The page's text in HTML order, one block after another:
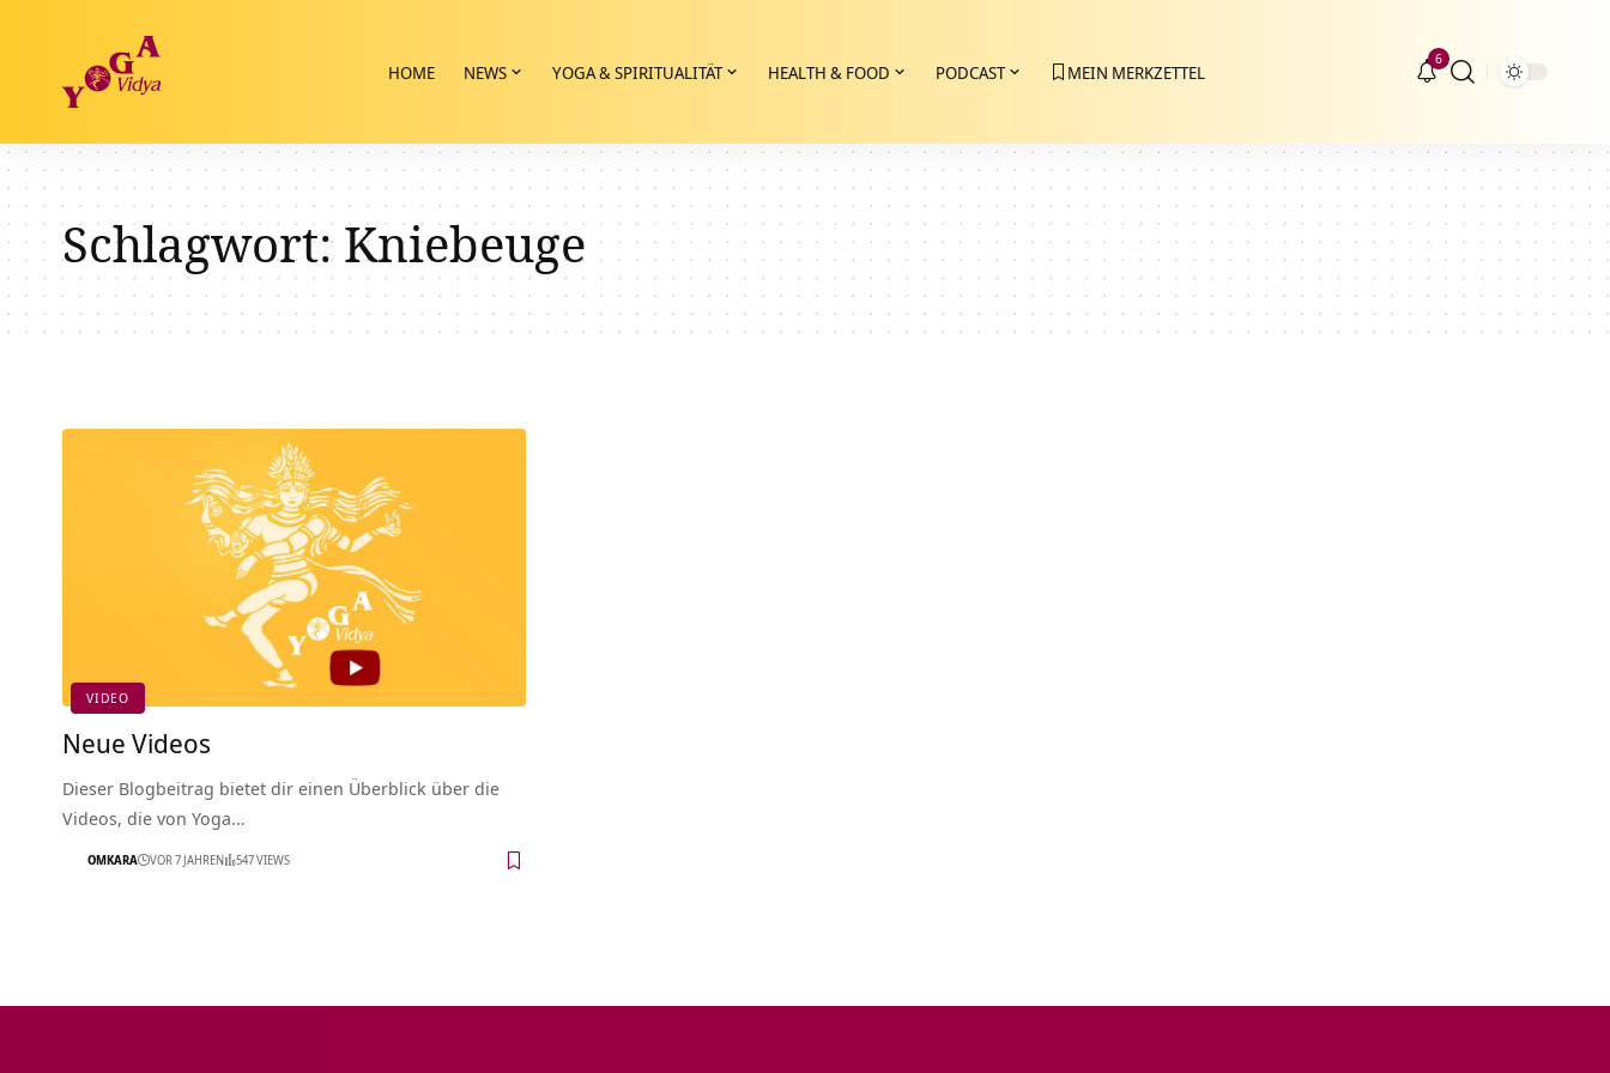
HOME NEWS YOGA & SPIRITUALITÄT HEALTH & FOOD PODCAST MEIN MERKZETTEL
6
Schlagwort:Kniebeuge
VIDEO
Neue Videos
Dieser Blogbeitrag bietet dir einen Überblick über die
Videos, die von Yoga…
OMKARA VOR 7 JAHREN 547 VIEWS